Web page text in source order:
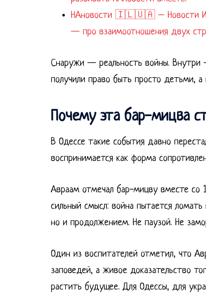
НАновости 🇮🇱🇺🇦 – Новости
— про взаимоотношения двух
Снаружи — реальность войны. Внутри
получили право быть просто детьми, а
Почему эта бар-мицва
В Одессе такие события давно
воспринимается как форма
Авраам отмечал бар-мицву вместе
сильный смысл: война пытается
но и продолжением. Не паузой. Не
Один из воспитателей отметил, что
заповедей, а живое доказательство
растить будущее. Для Одессы, для